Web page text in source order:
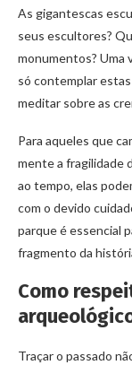
As gigantescas
seus escultores?
monumentos? Uma
só contemplar
meditar sobre as
Para aqueles que
mente a fragilidade
ao tempo, elas
com o devido
parque é essencial
fragmento da
Como
Traçar o passado